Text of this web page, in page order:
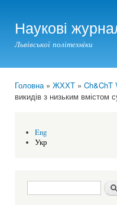
Наукові
Львівської політехніки
You are here
Головна» ЖХХТ » Ch&ChT
викидів з низьким вмістом
Eng
Укр
Search form